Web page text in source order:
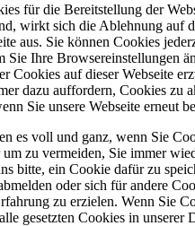
für die Bereitstellung der
wirkt sich die Ablehnung auf
aus. Sie können Cookies
Sie Ihre Browsereinstellungen
Cookies auf dieser Webseite
dazu auffordern, Cookies zu
Sie unsere Webseite erneut
es voll und ganz, wenn Sie
um zu vermeiden, Sie immer
bitte, ein Cookie dafür zu
oder sich für andere
zu erzielen. Wenn Sie
gesetzten Cookies in unserer